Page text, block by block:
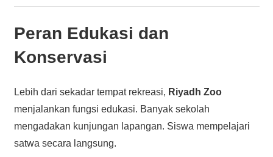
Peran Edukasi dan
Konservasi
Lebih dari sekadar tempat rekreasi, Riyadh Zoo
menjalankan fungsi edukasi. Banyak sekolah
mengadakan kunjungan lapangan. Siswa mempelajari
satwa secara langsung.